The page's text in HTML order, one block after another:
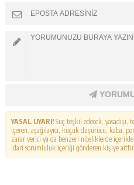
YASAL UYARI!Suç teşkil edecek,
içeren, aşağılayıcı, küçük düşürücü, kaba,
zarar verici ya da benzeri niteliklerde
idari sorumluluk içeriği gönderen kişiye aittir.